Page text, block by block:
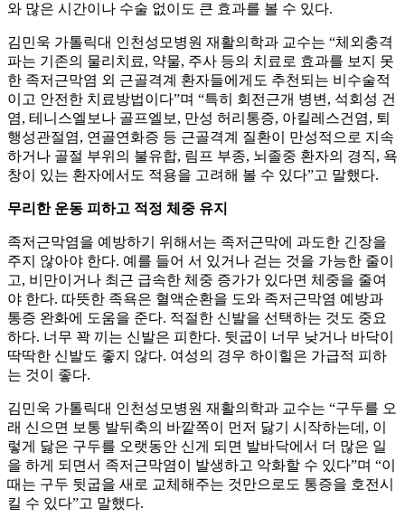
와 많은 시간이나 수술 없이도 큰 효과를 볼 수 있다.
김민욱 가톨릭대 인천성모병원 재활의학과 교수는 “체외충격
파는 기존의 물리치료, 약물, 주사 등의 치료로 효과를 보지 못
한 족저근막염 외 근골격계 환자들에게도 추천되는 비수술적
이고 안전한 치료방법이다”며 “특히 회전근개 병변, 석회성 건
염, 테니스엘보나 골프엘보, 만성 허리통증, 아킬레스건염, 퇴
행성관절염, 연골연화증 등 근골격계 질환이 만성적으로 지속
하거나 골절 부위의 불유합, 림프 부종, 뇌졸중 환자의 경직, 욕
창이 있는 환자에서도 적용을 고려해 볼 수 있다”고 말했다.
무리한 운동 피하고 적정 체중 유지
족저근막염을 예방하기 위해서는 족저근막에 과도한 긴장을
주지 않아야 한다. 예를 들어 서 있거나 걷는 것을 가능한 줄이
고, 비만이거나 최근 급속한 체중 증가가 있다면 체중을 줄여
야 한다. 따뜻한 족욕은 혈액순환을 도와 족저근막염 예방과
통증 완화에 도움을 준다. 적절한 신발을 선택하는 것도 중요
하다. 너무 꽉 끼는 신발은 피한다. 뒷굽이 너무 낮거나 바닥이
딱딱한 신발도 좋지 않다. 여성의 경우 하이힐은 가급적 피하
는 것이 좋다.
김민욱 가톨릭대 인천성모병원 재활의학과 교수는 “구두를 오
래 신으면 보통 발뒤축의 바깥쪽이 먼저 닳기 시작하는데, 이
렇게 닳은 구두를 오랫동안 신게 되면 발바닥에서 더 많은 일
을 하게 되면서 족저근막염이 발생하고 악화할 수 있다”며 “이
때는 구두 뒷굽을 새로 교체해주는 것만으로도 통증을 호전시
킬 수 있다”고 말했다.